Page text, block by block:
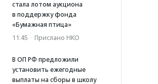
стала лотом аукциона
в поддержку фонда
«Бумажная птица»
11:45 · Прислано НКО
В ОП РФ предложили
установить ежегодные
выплаты на сборы в школу